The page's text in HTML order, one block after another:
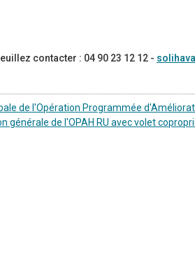
contacter : 04 90 23 12 12 -
de l'Opération Programmée
générale de l'OPAH RU avec volet